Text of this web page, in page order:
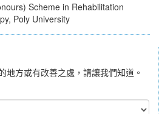
Scheme in Rehabilitation
Poly University
地方或有改善之處，請讓我們知道。